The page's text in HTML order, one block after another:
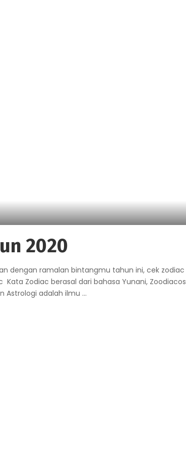
2020
dengan ramalan bintangmu tahun ini, cek zodiac
Zodiac berasal dari bahasa Yunani, Zoodiacos
Astrologi adalah ilmu ...